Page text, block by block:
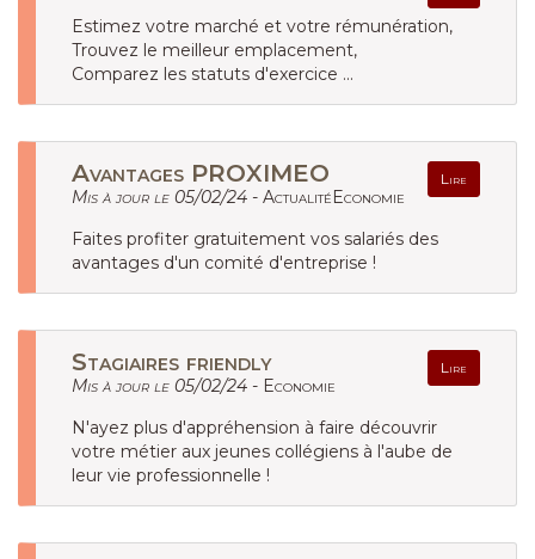
Estimez votre marché et votre rémunération,
Trouvez le meilleur emplacement,
Comparez les statuts d'exercice ...
Avantages PROXIMEO Lire
Mis à jour le 05/02/24 - ActualitéEconomie
Faites profiter gratuitement vos salariés des
avantages d'un comité d'entreprise !
Stagiaires friendly Lire
Mis à jour le 05/02/24 - Economie
N'ayez plus d'appréhension à faire découvrir
votre métier aux jeunes collégiens à l'aube de
leur vie professionnelle !